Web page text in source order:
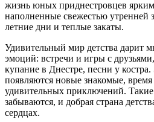
жизнь юных приднестровцев
наполненные свежестью утренней
летние дни и теплые закаты.
Удивительный мир детства дарит
эмоций: встречи и игры с
купание в Днестре, песни у костра.
появляются новые знакомые,
удивительных приключений.
забываются, и добрая страна
сердцах.